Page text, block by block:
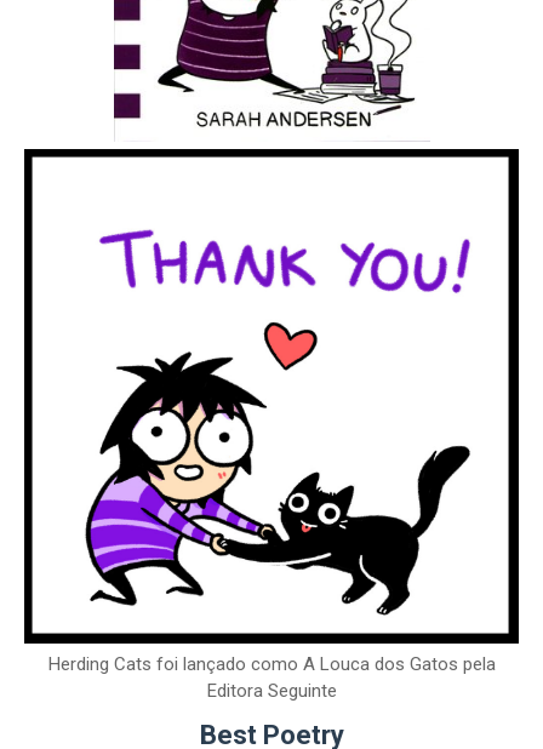
Herding Cats foi lançado como A Louca dos Gatos pela
Editora Seguinte
Best Poetry